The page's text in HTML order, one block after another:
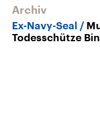
Archiv
Ex-Navy-Seal
Todesschütze